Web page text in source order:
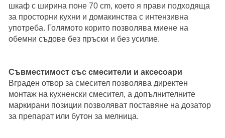
шкаф с ширина поне 70 cm, което я прави подходяща
за просторни кухни и домакинства с интензивна
употреба. Голямото корито позволява миене на
обемни съдове без пръски и без усилие.
Съвместимост със смесители и аксесоари
Вграден отвор за смесител позволява директен
монтаж на кухненски смесител, а допълнителните
маркирани позиции позволяват поставяне на дозатор
за препарат или бутон за мелница.